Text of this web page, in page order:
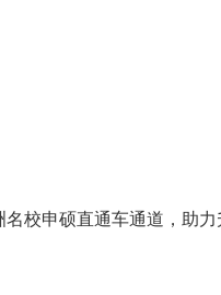
校申硕直通车通道，助力